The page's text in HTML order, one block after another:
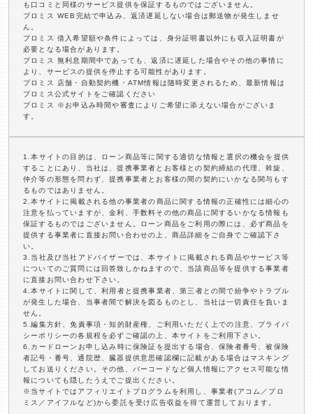
も口コミと同様のサービス提供を保証するものではございません。
プロミス WEB完結で申込み、返済遅延しない場合は郵送物が発生しませ
ん。
プロミス 借入希望額や条件によっては、身分証明書以外にも収入証明書が
必要となる場合があります。
プロミス 無利息期間中であっても、返済に遅延した場合やその他の事情に
より、サービスの提供を停止する可能性があります。
プロミス 店舗・自動契約機・ATM情報は随時変更されるため、最新情報は
プロミス公式サイトをご確認ください
プロミス ※お申込み時間や審査によりご希望に添えない場合がございま
す。
1.本サイトの目的は、ローン商品等に関する適切な情報と選択の機会を提供
することにあり、当社は、提携事業者とお客様との契約締結の代理、斡旋、
仲介等の形態を問わず、提携事業者とお客様の間の契約にいかなる関与もす
るものではありません。
2.本サイトに掲載される他の事業者の商品に関する情報の正確性には細心の
注意を払っていますが、金利、手数料その他の商品に関するいかなる情報も
保証するものではございません。ローン商品をご利用の際には、必ず商品を
提供する事業者に直接お問い合わせの上、商品詳細をご自身でご確認下さ
い。
3.当社及び当社アドバイザーでは、本サイトに掲載される商品やサービス等
についてのご質問には回答致しかねますので、当該商品等を提供する事業者
に直接お問い合わせ下さい。
4.本サイトに関して、利用者と提携事業者、第三者との間で紛争やトラブル
が発生した場合、当事者間で解決を図るものとし、当社は一切責任を負いま
せん。
5.編集方針、免責事項・知的財産権、ご利用いただく上での注意、プライバ
シーポリシーの各規程を必ずご確認の上、本サイトをご利用下さい。
6.カードローンお申し込み時に保険証を提出する場合、保険者番号、被保険
者記号・番号、通院歴、臓器提供意思確認欄に記載がある場合はマスキング
してお送りください。その他、バーコードなど個人情報にアクセス可能な情
報についても隠したうえでご提出ください。
※当サイトではアフィリエイトプログラムを利用し、事業者(アコム／プロ
ミス／アイフルなど)から委託を受け広告収益を得て運営しております。